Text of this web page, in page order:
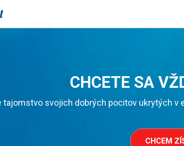
CHCETE SA
tajomstvo svojich dobrých pocitov ukrytých v
CHCEM